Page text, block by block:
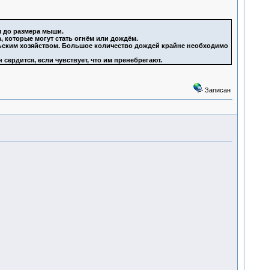
до размера мыши.
которые могут стать огнём или дождём.
хозяйством. Большое количество дождей крайне необходимо
если чувствует, что им пренебрегают.
Записан